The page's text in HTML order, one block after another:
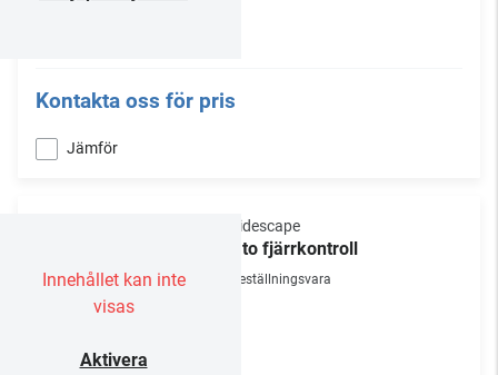
Kontakta oss för pris
Jämför
Innehållet kan inte
visas
Aktivera
Kaleidescape
Strato fjärrkontroll
Beställningsvara